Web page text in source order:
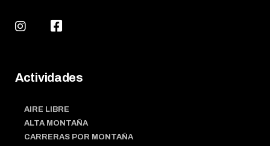
Actividades
AIRE LIBRE
ALTA MONTAÑA
CARRERAS POR MONTAÑA